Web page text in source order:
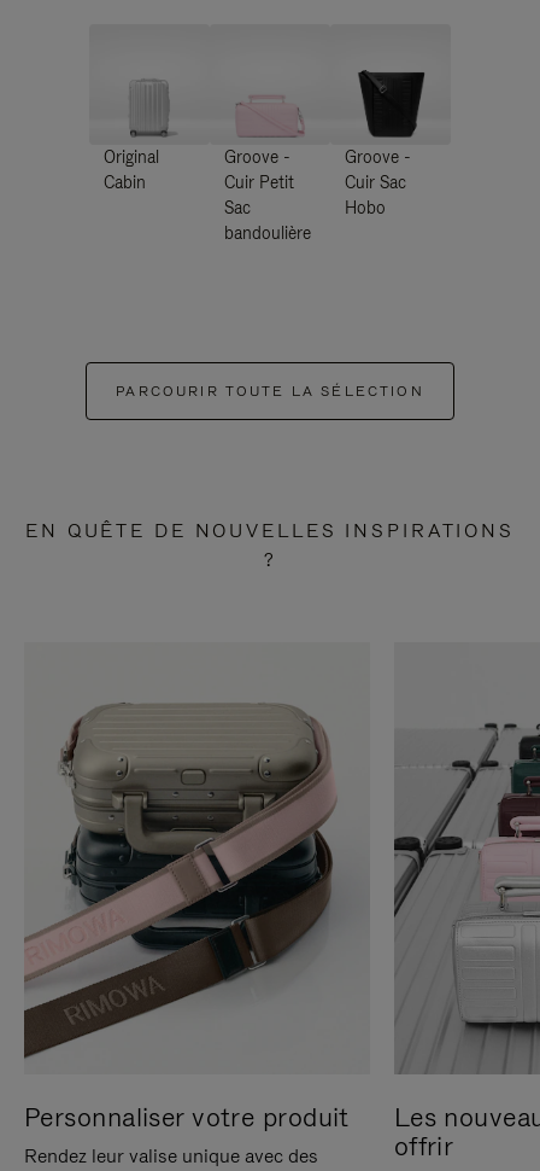
Original
Cabin
Groove -
Cuir Petit
Sac
bandoulière
Groove -
Cuir Sac
Hobo
PARCOURIR TOUTE LA SÉLECTION
EN QUÊTE DE NOUVELLES INSPIRATIONS
?
Personnaliser votre produit
Rendez leur valise unique avec des
Les
offrir